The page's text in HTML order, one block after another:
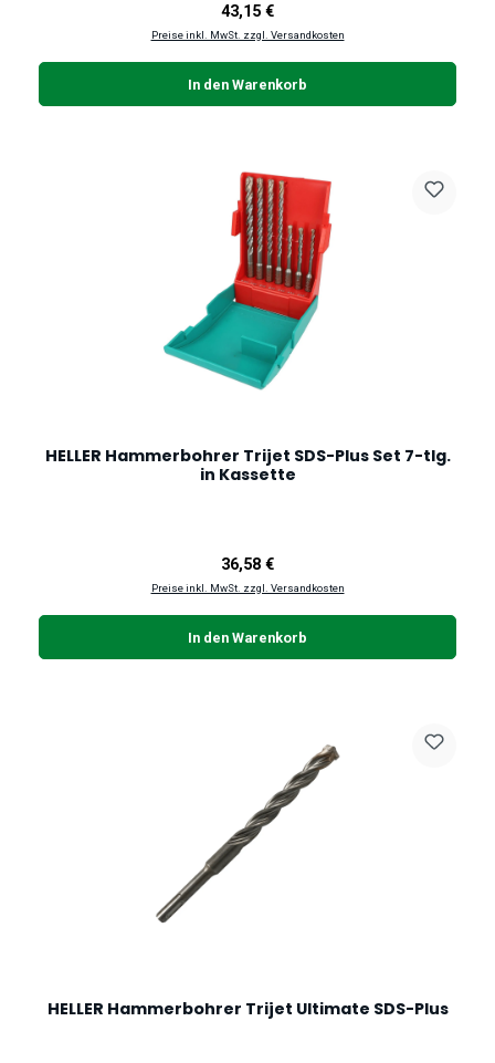
Regulärer Preis:
43,15 €
Preise inkl. MwSt. zzgl. Versandkosten
In den Warenkorb
HELLER Hammerbohrer Trijet SDS-Plus Set 7-tlg.
in Kassette
Regulärer Preis:
36,58 €
Preise inkl. MwSt. zzgl. Versandkosten
In den Warenkorb
HELLER Hammerbohrer Trijet Ultimate SDS-Plus